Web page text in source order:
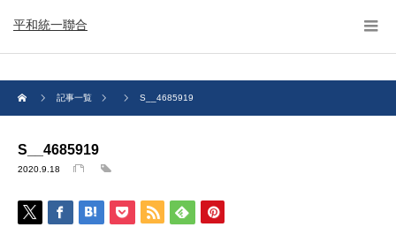
平和統一聯合
記事一覧 S__4685919
S__4685919
2020.9.18